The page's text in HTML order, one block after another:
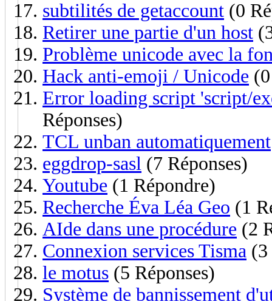
subtilités de getaccount (0
Retirer une partie d'un host
Problème unicode avec la
Hack anti-emoji / Unicode
Error loading script 'script/
Réponses)
TCL unban automatiquement
eggdrop-sasl (7 Réponses)
Youtube (1 Répondre)
Recherche Éva Léa Geo (1
AIde dans une procédure (2
Connexion services Tisma (3
le motus (5 Réponses)
Système de bannissement